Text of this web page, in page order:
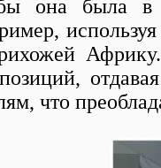
она была в
что